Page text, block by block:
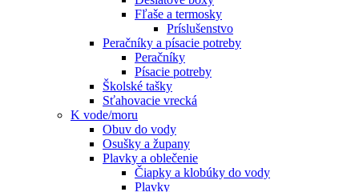
Fľaše a termosky
Príslušenstvo
Peračníky a písacie potreby
Peračníky
Písacie potreby
Školské tašky
Sťahovacie vrecká
K vode/moru
Obuv do vody
Osušky a župany
Plavky a oblečenie
Čiapky a klobúky do vody
Plavky